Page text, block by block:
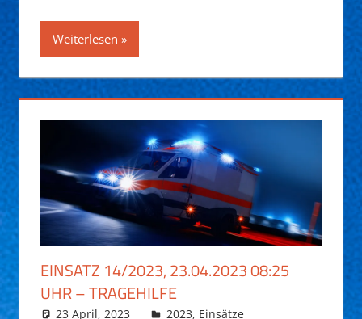
Weiterlesen
EINSATZ 14/2023, 23.04.2023 08:25
UHR – TRAGEHILFE
23 April, 2023 Daniel Fuchs
2023, Einsätze